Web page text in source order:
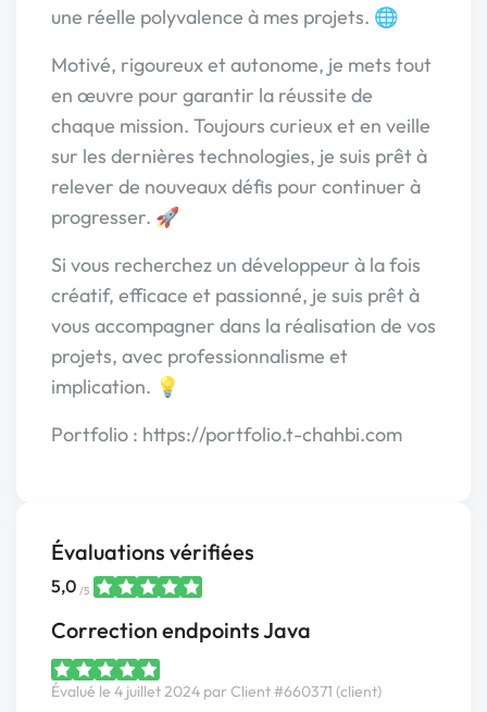
une réelle polyvalence à mes projets. 🌐
Motivé, rigoureux et autonome, je mets tout
en œuvre pour garantir la réussite de
chaque mission. Toujours curieux et en veille
sur les dernières technologies, je suis prêt à
relever de nouveaux défis pour continuer à
progresser. 🚀
Si vous recherchez un développeur à la fois
créatif, efficace et passionné, je suis prêt à
vous accompagner dans la réalisation de vos
projets, avec professionnalisme et
implication. 💡
Portfolio : https://portfolio.t-chahbi.com
Évaluations vérifiées
5,0 /5
Correction endpoints Java
Évalué le 4 juillet 2024 par Client #660371 (client)